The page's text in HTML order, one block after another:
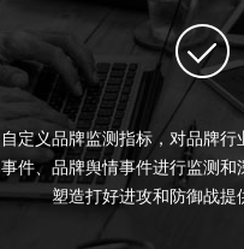
自定义品牌监测指标，对品牌行
事件、品牌舆情事件进行监测和
塑造打好进攻和防御战提